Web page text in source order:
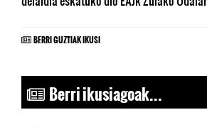
BERRI GUZTIAK IKUSI
Berri ikusiagoak...